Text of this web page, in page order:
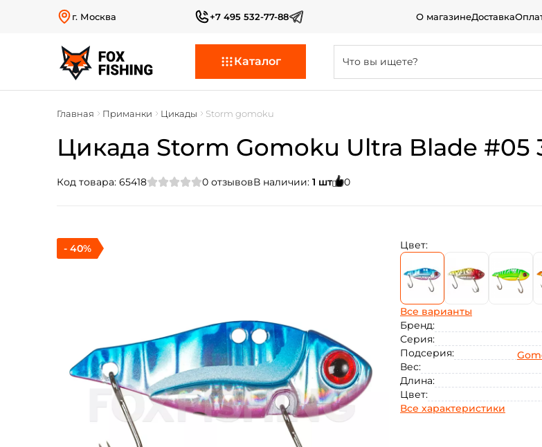
г. Москва +7 495 532-77-88 О магазинеДоставка
Каталог
Главная Приманки Цикады Storm gomoku
Цикада Storm Gomoku Ultra Blade #05
Код товара: 65418 0 отзывовВ наличии: 1 шт 0
- 40% Цвет:
Все варианты
Бренд:
Серия:
Подсерия:
Вес:
Длина:
Цвет:
Все характеристики